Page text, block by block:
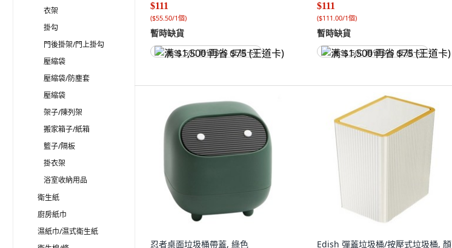
衣架
掛勾
門後掛架/門上掛勾
壓縮袋
壓縮袋/防塵套
壓縮袋
架子/陳列架
搬家箱子/紙箱
籃子/隔板
掛衣架
浴室收納用品
衛生紙
廚房紙巾
濕紙巾/濕式衛生紙
$111
($55.50/1個)
暫時缺貨
满 $1,500 再省 $75 (王道卡)
$111
($111.00/1個)
暫時缺貨
满 $1,500 再省 $75 (王道卡)
忍者桌面垃圾桶帶蓋, 綠色
Edish 彈蓋垃圾桶/按壓式垃圾桶, 顏